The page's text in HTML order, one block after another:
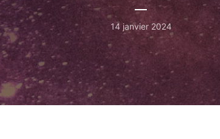
14 janvier 2024